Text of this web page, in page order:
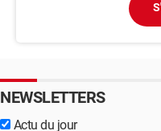
NEWSLETTERS
Actu du jour